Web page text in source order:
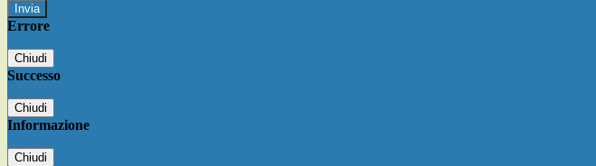
Errore
Chiudi
Successo
Chiudi
Informazione
Chiudi